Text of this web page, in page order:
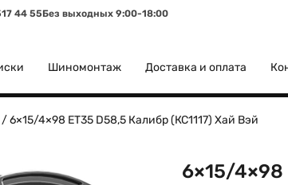
44 55Без выходных 9:00-18:00
Шиномонтаж Доставка и оплата
/ 6×15/4×98 ET35 D58,5 Калибр (КС1117) Хай Вэй
6×15/4×98